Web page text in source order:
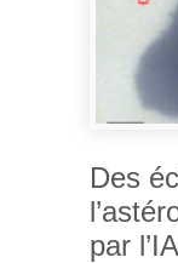
Des
par